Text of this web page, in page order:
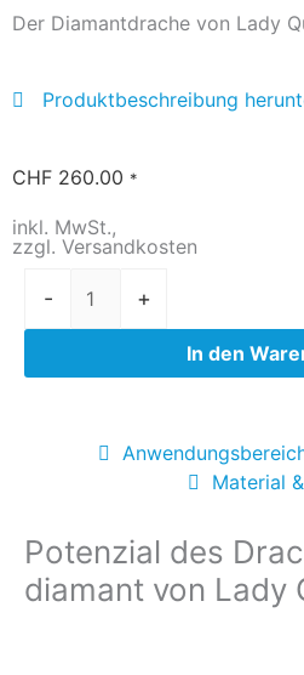
Der Diamantdrache von Lady
Produktbeschreibung
CHF 260.00 *
inkl. MwSt.,
zzgl. Versandkosten
-
Medaillon
von
+
In den
Material
Potenzial des
diamant von Lady